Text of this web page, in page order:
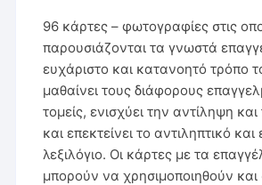
96 κάρτες – φωτογραφίες στις
παρουσιάζονται τα γνωστά
ευχάριστο και κατανοητό τρόπο
μαθαίνει τους διάφορους
τομείς, ενισχύει την αντίληψη
και επεκτείνει το αντιληπτικό και
λεξιλόγιο. Οι κάρτες με τα
μπορούν να χρησιμοποιηθούν και